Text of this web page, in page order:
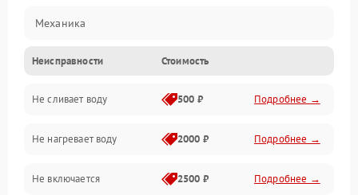
Механика
Управление
Электропитание
Датчики
Нагрев
Неисправности Стоимость
Не сливает воду 500 ₽ Подробнее →
Не нагревает воду 2000 ₽ Подробнее →
Не включается 2500 ₽ Подробнее →